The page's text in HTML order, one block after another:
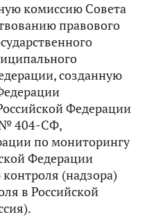
комиссию Совета
правового
созданную
Федерации
№ 404-СФ,
по мониторингу
Федерации
контроля (надзора)
в Российской